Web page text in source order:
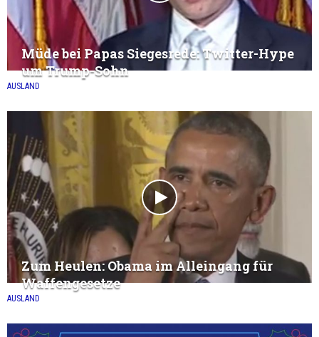
AUSLAND
Müde bei Papas Siegesrede: Twitter-Hype
um Trump-Sohn
AUSLAND
Zum Heulen: Obama im Alleingang für
Waffengesetze